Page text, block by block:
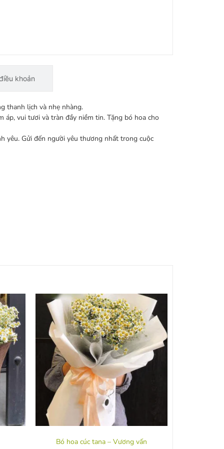
khoản
thanh lịch và nhẹ nhàng.
áp, vui tươi và tràn đầy niềm tin. Tặng bó hoa cho
yêu. Gửi đến người yêu thương nhất trong cuộc
Bó hoa cúc tana – Vương vấn